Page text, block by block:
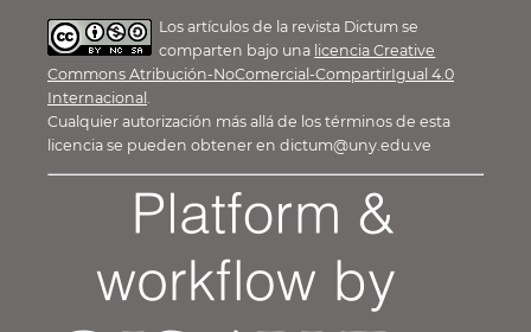
Los artículos de la revista Dictum se
comparten bajo una licencia Creative
Commons Atribución-NoComercial-CompartirIgual 4.0
Internacional .
Cualquier autorización más allá de los términos de esta
licencia se pueden obtener en dictum@uny.edu.ve